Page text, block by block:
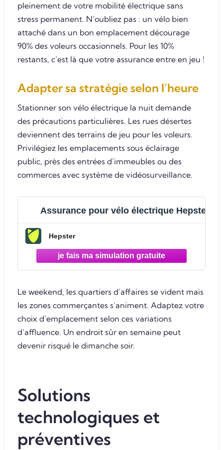
pleinement de votre mobilité électrique sans
stress permanent. N’oubliez pas : un vélo bien
attaché dans un bon emplacement décourage
90% des voleurs occasionnels. Pour les 10%
restants, c’est là que votre assurance entre en jeu !
Adapter sa stratégie selon l’heure
Stationner son vélo électrique la nuit demande
des précautions particulières. Les rues désertes
deviennent des terrains de jeu pour les voleurs.
Privilégiez les emplacements sous éclairage
public, près des entrées d’immeubles ou des
commerces avec système de vidéosurveillance.
Assurance pour vélo électrique Hepster
Hepster
Le weekend, les quartiers d’affaires se vident mais
les zones commerçantes s’animent. Adaptez votre
choix d’emplacement selon ces variations
d’affluence. Un endroit sûr en semaine peut
devenir risqué le dimanche soir.
Solutions
technologiques et
préventives